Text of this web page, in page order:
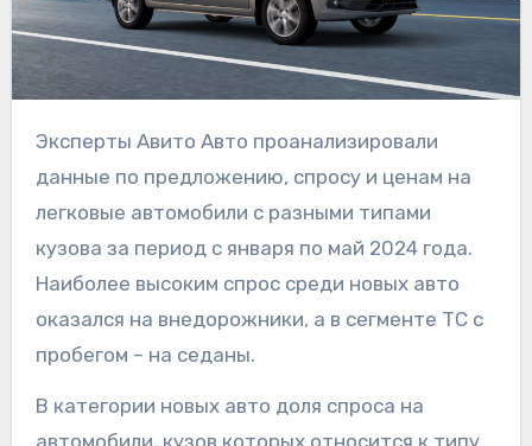
Эксперты Авито Авто проанализировали
данные по предложению, спросу и ценам на
легковые автомобили с разными типами
кузова за период с января по май 2024 года.
Наиболее высоким спрос среди новых авто
оказался на внедорожники, а в сегменте ТС с
пробегом – на седаны.
В категории новых авто доля спроса на
автомобили, кузов которых относится к типу